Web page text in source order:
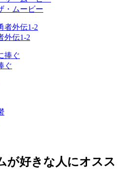
・ムービー
外伝1-2
ぐ
が好きな人にオスス